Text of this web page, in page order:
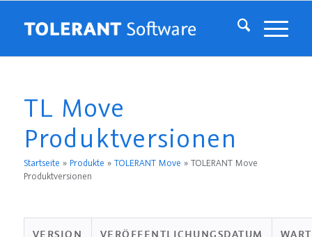
TL Move
Produktversionen
Startseite » Produkte » TOLERANT Move » TOLERANT Move
Produktversionen
VERSION VERÖFFENTLICHUNGSDATUM